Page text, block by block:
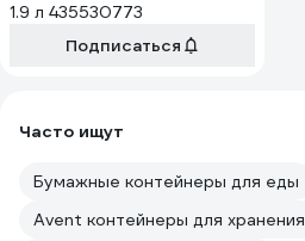
1.9 л 435530773
Подписаться
Часто ищут
Бумажные контейнеры для еды
Avent контейнеры для хранения